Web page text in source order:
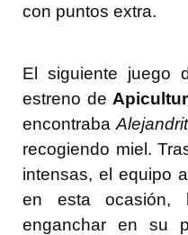
con puntos extra.
El siguiente juego
estreno de
encontraba
recogiendo miel.
intensas, el equipo
en esta ocasión,
enganchar en su